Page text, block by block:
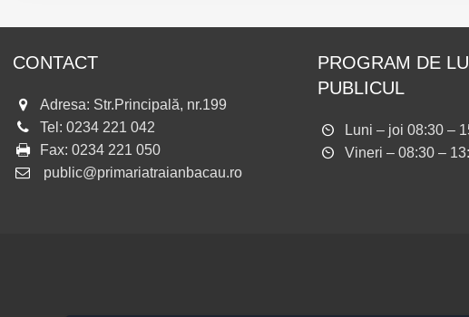
CONTACT
Adresa: Str.Principală, nr.199
Tel: 0234 221 042
Fax: 0234 221 050
public@primariatraianbacau.ro
PROGRAM DE
PUBLICUL
Luni – joi 08:30 –
Vineri – 08:30 –